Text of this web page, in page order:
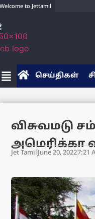
Welcome to Jettamil
செய்திகள்
விசுவமடு
அமெரிக்கா
Jet TamilJune 20, 20227:21